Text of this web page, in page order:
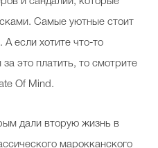
Самые уютные стоит
А если хотите что-то
это платить, то смотрите
Of Mind.
дали вторую жизнь в
марокканского